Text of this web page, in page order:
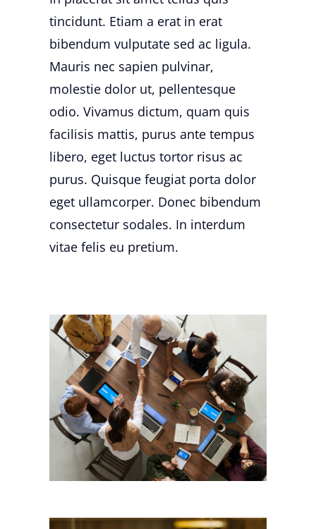
tincidunt. Etiam a erat in erat
bibendum vulputate sed ac ligula.
Mauris nec sapien pulvinar,
molestie dolor ut, pellentesque
odio. Vivamus dictum, quam quis
facilisis mattis, purus ante tempus
libero, eget luctus tortor risus ac
purus. Quisque feugiat porta dolor
eget ullamcorper. Donec bibendum
consectetur sodales. In interdum
vitae felis eu pretium.